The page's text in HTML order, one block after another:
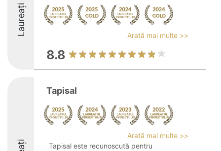
Laureați Arată mai multe >>
8.8
Tapisal
Arată mai multe >>
Tapisal este recunoscută pentru